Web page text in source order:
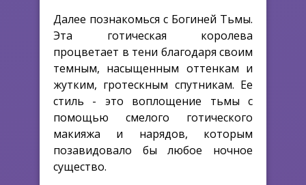
Далее познакомься с Богиней Тьмы.
Эта готическая королева
процветает в тени благодаря своим
темным, насыщенным оттенкам и
жутким, гротескным спутникам. Ее
стиль - это воплощение тьмы с
помощью смелого готического
макияжа и нарядов, которым
позавидовало бы любое ночное
существо.